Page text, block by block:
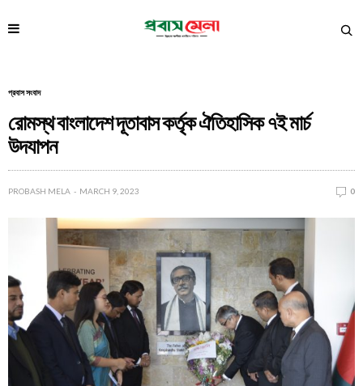
প্রবাস সংবাদ
রোমস্থ বাংলাদেশ দূতাবাস কর্তৃক ঐতিহাসিক ৭ই মার্চ
উদযাপন
PROBASH MELA MARCH 9, 2023 0